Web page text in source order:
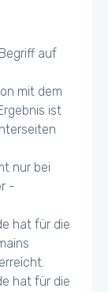
auf
mit dem
ist
nur bei
-
hat für die
erreicht.
hat für die